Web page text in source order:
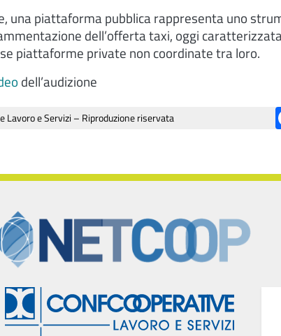
una piattaforma pubblica rappresenta uno
dell’offerta taxi, oggi
piattaforme private non coordinate tra loro.
dell’audizione
e Servizi – Riproduzione riservata